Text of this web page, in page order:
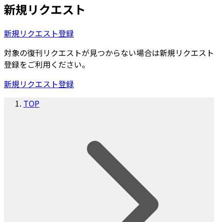
新規リクエスト
新規リクエスト登録
対象の復刊リクエストが見つからない場合は新規リクエスト
登録をご利用ください。
新規リクエスト登録
TOP